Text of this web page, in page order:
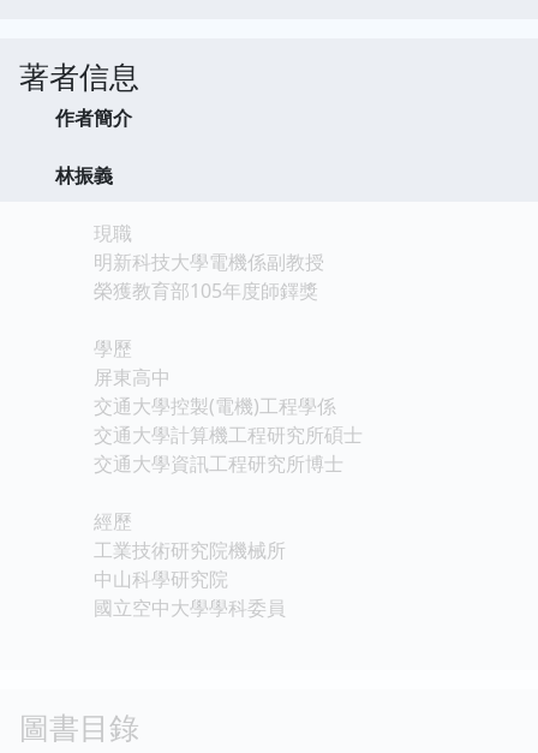
著者信息
作者簡介
林振義
現職
明新科技大學電機係副教授
榮獲教育部105年度師鐸獎
學歷
屏東高中
交通大學控製(電機)工程學係
交通大學計算機工程研究所碩士
交通大學資訊工程研究所博士
經歷
工業技術研究院機械所
中山科學研究院
國立空中大學學科委員
圖書目錄